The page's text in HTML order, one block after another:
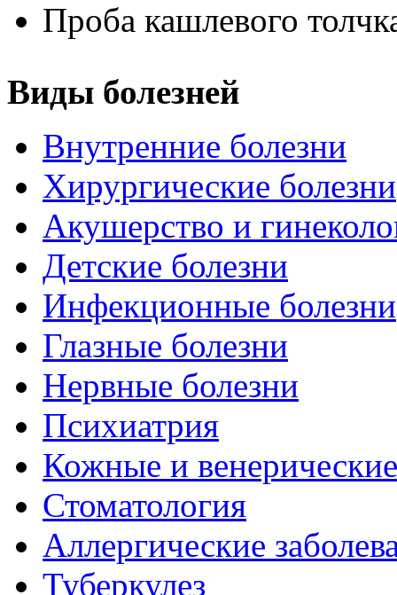
Проба кашлевого
Виды болезней
Внутренние болезни
Хирургические болезни
Акушерство и
Детские болезни
Инфекционные болезни
Глазные болезни
Нервные болезни
Психиатрия
Кожные и
Стоматология
Аллергические
Туберкулез